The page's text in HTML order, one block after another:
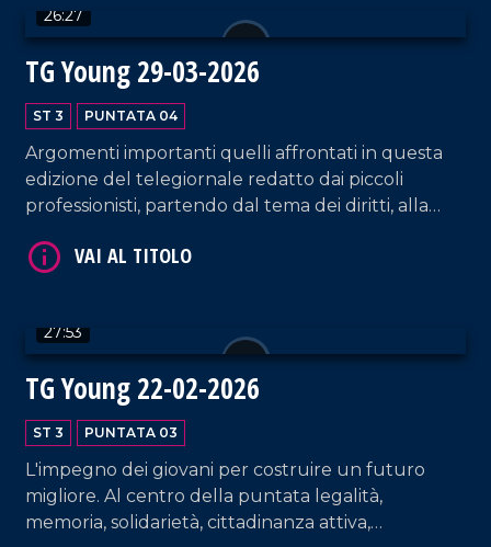
26:27
TG Young 29-03-2026
ST 3 PUNTATA 04
Argomenti importanti quelli affrontati in questa
edizione del telegiornale redatto dai piccoli
professionisti, partendo dal tema dei diritti, alla
società di oggi, fino all'impegno sociale dell'arte.
27:53
TG Young 22-02-2026
ST 3 PUNTATA 03
L'impegno dei giovani per costruire un futuro
migliore. Al centro della puntata legalità,
memoria, solidarietà, cittadinanza attiva,
VAI AL TITOLO